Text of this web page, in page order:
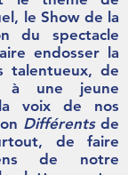
le Show de la
du spectacle
endosser la
talentueux, de
à une jeune
voix de nos
Différentsde
de faire
de notre